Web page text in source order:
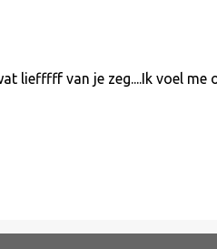
liefffff van je zeg....Ik voel me